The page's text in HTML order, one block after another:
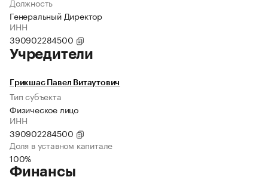
Должность
Генеральный Директор
ИНН
390902284500
Учредители
Грикшас Павел Витаутович
Тип субъекта
Физическое лицо
ИНН
390902284500
Доля в уставном капитале
100%
Финансы